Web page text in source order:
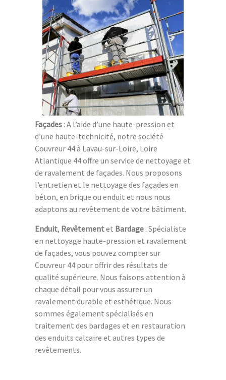
Façades : A l’aide d’une haute-pression et
d’une haute-technicité, notre société
Couvreur 44 à Lavau-sur-Loire, Loire
Atlantique 44 offre un service de nettoyage et
de ravalement de façades. Nous proposons
l’entretien et le nettoyage des façades en
béton, en brique ou enduit et nous nous
adaptons au revêtement de votre bâtiment.
Enduit, Revêtementet Bardage : Spécialiste
en nettoyage haute-pression et ravalement
de façades, vous pouvez compter sur
Couvreur 44 pour offrir des résultats de
qualité supérieure. Nous faisons attention à
chaque détail pour vous assurer un
ravalement durable et esthétique. Nous
sommes également spécialisés en
traitement des bardages et en restauration
des enduits calcaire et autres types de
revêtements.